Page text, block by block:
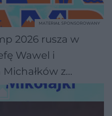
2026 rusza w
Wawel i
z
MATERIAŁ SPONSOROWANY